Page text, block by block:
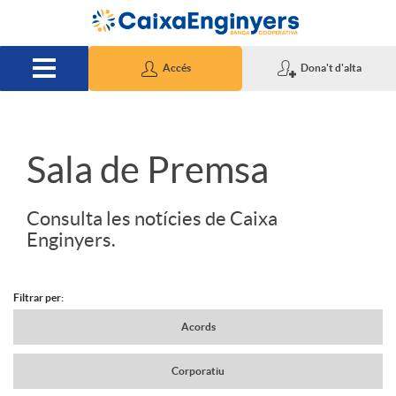
Salta al contingut principal
Accés Dona't d'alta
S
d
Sala de Premsa
Consulta les notícies de Caixa
Enginyers.
N
Filtrar per:
Acords
Corporatiu